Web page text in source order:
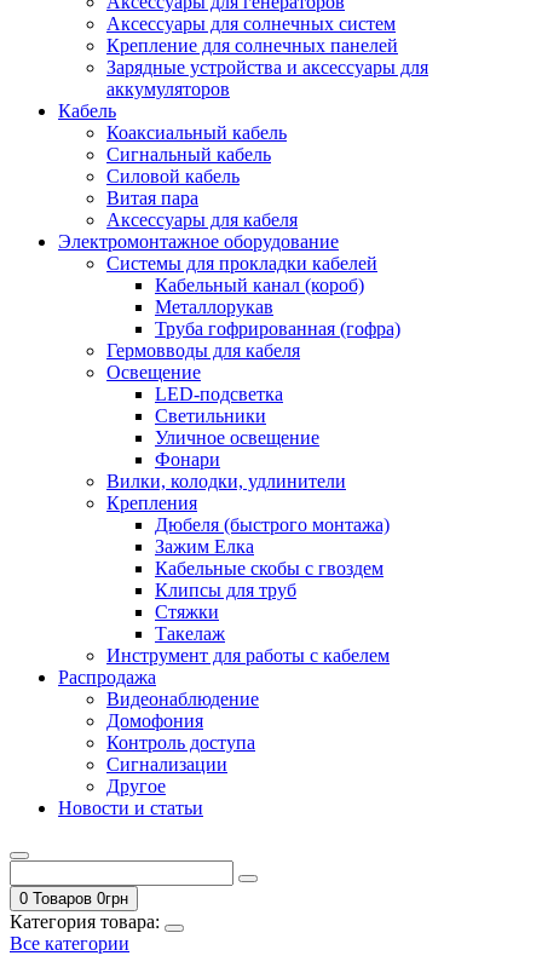
Аксессуары для солнечных систем
Крепление для солнечных панелей
Зарядные устройства и аксессуары для
аккумуляторов
Кабель
Коаксиальный кабель
Сигнальный кабель
Силовой кабель
Витая пара
Аксессуары для кабеля
Электромонтажное оборудование
Системы для прокладки кабелей
Кабельный канал (короб)
Металлорукав
Труба гофрированная (гофра)
Гермовводы для кабеля
Освещение
LED-подсветка
Светильники
Уличное освещение
Фонари
Вилки, колодки, удлинители
Крепления
Дюбеля (быстрого монтажа)
Зажим Елка
Кабельные скобы с гвоздем
Клипсы для труб
Стяжки
Такелаж
Инструмент для работы с кабелем
Распродажа
Видеонаблюдение
Домофония
Контроль доступа
Сигнализации
Другое
Новости и статьи
0 Товаров 0грн
Категория товара:
Все категории